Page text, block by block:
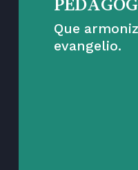
Que
evangelio.